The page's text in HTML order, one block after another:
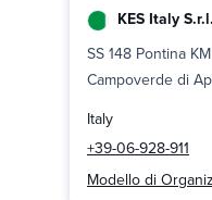
KES Italy S.r.l.
SS 148 Pontina
Campoverde di
Italy
+39-06-928-911
Modello di